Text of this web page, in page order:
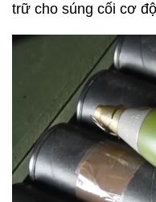
trữ cho súng cối cơ